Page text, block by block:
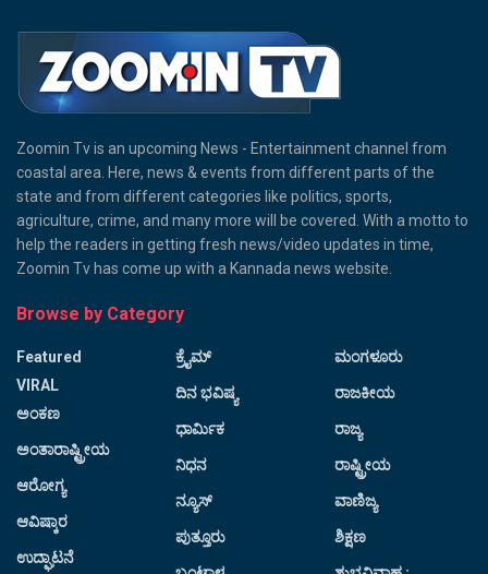
Zoomin Tv is an upcoming News - Entertainment channel from
coastal area. Here, news & events from different parts of the
state and from different categories like politics, sports,
agriculture, crime, and many more will be covered. With a motto to
help the readers in getting fresh news/video updates in time,
Zoomin Tv has come up with a Kannada news website.
Browse by Category
Featured
VIRAL
ಅಂಕಣ
ಅಂತಾರಾಷ್ಟ್ರೀಯ
ಆರೋಗ್ಯ
ಆವಿಷ್ಕಾರ
ಉದ್ಘಾಟನೆ
ಕ್ರೈಮ್
ದಿನ ಭವಿಷ್ಯ
ಧಾರ್ಮಿಕ
ನಿಧನ
ನ್ಯೂಸ್
ಪುತ್ತೂರು
ಮಂಗಳೂರು
ರಾಜಕೀಯ
ರಾಜ್ಯ
ರಾಷ್ಟ್ರೀಯ
ವಾಣಿಜ್ಯ
ಶಿಕ್ಷಣ